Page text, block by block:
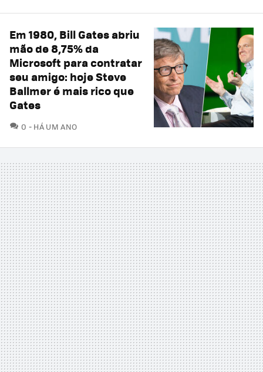
Em 1980, Bill Gates abriu
mão de 8,75% da
Microsoft para contratar
seu amigo: hoje Steve
Ballmer é mais rico que
Gates
0 COMENTÁRIOS
HÁ UM ANO